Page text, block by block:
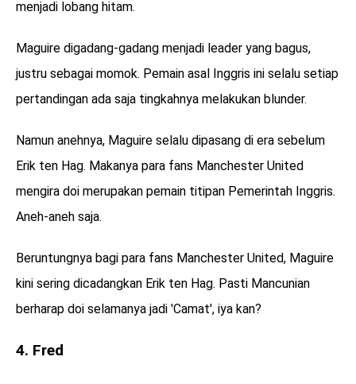
menjadi lobang hitam.
Maguire digadang-gadang menjadi leader yang bagus,
justru sebagai momok. Pemain asal Inggris ini selalu setiap
pertandingan ada saja tingkahnya melakukan blunder.
Namun anehnya, Maguire selalu dipasang di era sebelum
Erik ten Hag. Makanya para fans Manchester United
mengira doi merupakan pemain titipan Pemerintah Inggris.
Aneh-aneh saja.
Beruntungnya bagi para fans Manchester United, Maguire
kini sering dicadangkan Erik ten Hag. Pasti Mancunian
berharap doi selamanya jadi 'Camat', iya kan?
4. Fred